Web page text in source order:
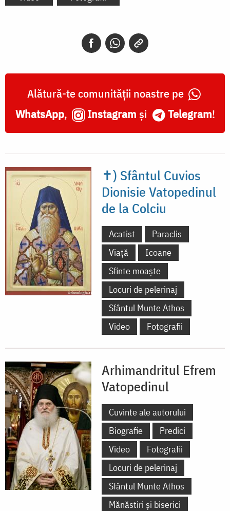
Alătură-te comunității noastre pe
WhatsApp, Instagram și Telegram!
✝) Sfântul Cuvios
Dionisie Vatopedinul
de la Colciu
Acatist
Paraclis
Viață
Icoane
Sfinte moaște
Locuri de pelerinaj
Sfântul Munte Athos
Video
Fotografii
Arhimandritul Efrem
Vatopedinul
Cuvinte ale autorului
Biografie
Predici
Video
Fotografii
Locuri de pelerinaj
Sfântul Munte Athos
Mănăstiri și biserici